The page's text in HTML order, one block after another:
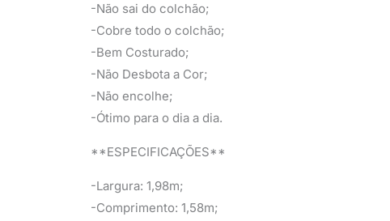
-Não sai do colchão;
-Cobre todo o colchão;
-Bem Costurado;
-Não Desbota a Cor;
-Não encolhe;
-Ótimo para o dia a dia.
**ESPECIFICAÇÕES**
-Largura: 1,98m;
-Comprimento: 1,58m;